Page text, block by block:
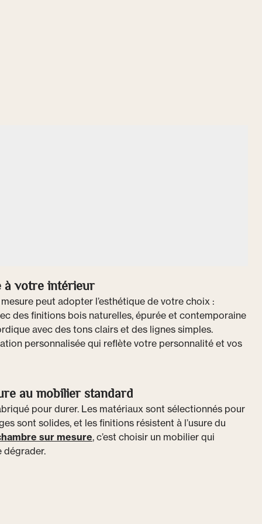
à votre intérieur
peut adopter l’esthétique de votre choix :
des finitions bois naturelles, épurée et contemporaine
avec des tons clairs et des lignes simples.
personnalisée qui reflète votre personnalité et vos
au mobilier standard
pour durer. Les matériaux sont sélectionnés pour
sont solides, et les finitions résistent à l’usure du
sur mesure, c’est choisir un mobilier qui
dégrader.